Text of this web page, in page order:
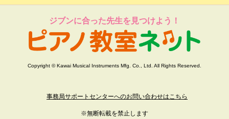
ジブンに合った先生を見つけよう！
Copyright © Kawai Musical Instruments Mfg. Co., Ltd. All Rights Reserved.
事務局サポートセンターへのお問い合わせはこちら
※無断転載を禁止します